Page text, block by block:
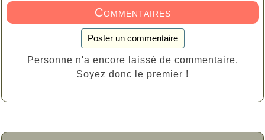
Commentaires
Poster un commentaire
Personne n'a encore laissé de commentaire.
Soyez donc le premier !